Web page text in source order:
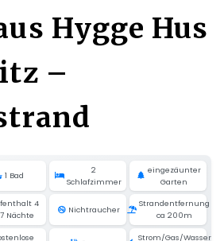
Hygge Hus
–
1 Bad
2
Schlafzimmer
eingezäunter
Garten
4
Nächte
Nichtraucher
Strandentfernung
ca 200m
Strom/Gas/Wasser